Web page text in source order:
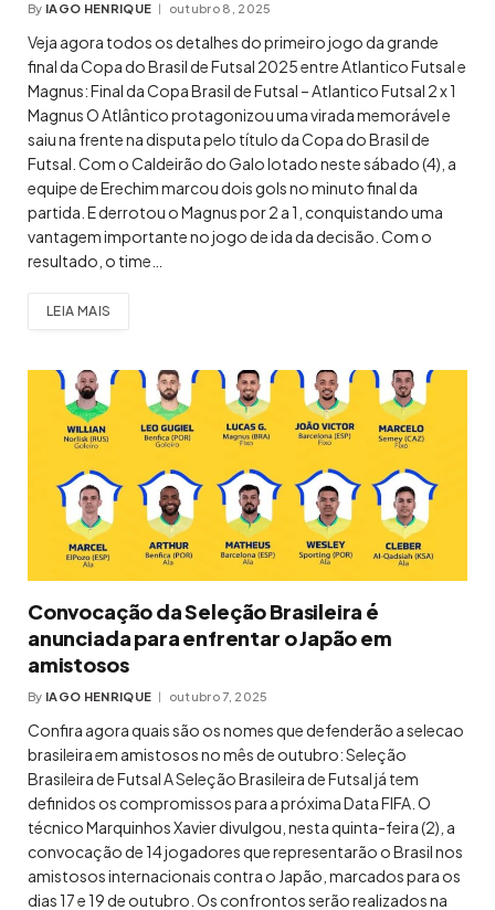
By IAGO HENRIQUE outubro 8, 2025
Veja agora todos os detalhes do primeiro jogo da grande
final da Copa do Brasil de Futsal 2025 entre Atlantico Futsal e
Magnus: Final da Copa Brasil de Futsal – Atlantico Futsal 2 x 1
Magnus O Atlântico protagonizou uma virada memorável e
saiu na frente na disputa pelo título da Copa do Brasil de
Futsal. Com o Caldeirão do Galo lotado neste sábado (4), a
equipe de Erechim marcou dois gols no minuto final da
partida. E derrotou o Magnus por 2 a 1, conquistando uma
vantagem importante no jogo de ida da decisão. Com o
resultado, o time…
LEIA MAIS
Convocação da Seleção Brasileira é
anunciada para enfrentar o Japão em
amistosos
By IAGO HENRIQUE outubro 7, 2025
Confira agora quais são os nomes que defenderão a selecao
brasileira em amistosos no mês de outubro: Seleção
Brasileira de Futsal A Seleção Brasileira de Futsal já tem
definidos os compromissos para a próxima Data FIFA. O
técnico Marquinhos Xavier divulgou, nesta quinta-feira (2), a
convocação de 14 jogadores que representarão o Brasil nos
amistosos internacionais contra o Japão, marcados para os
dias 17 e 19 de outubro. Os confrontos serão realizados na